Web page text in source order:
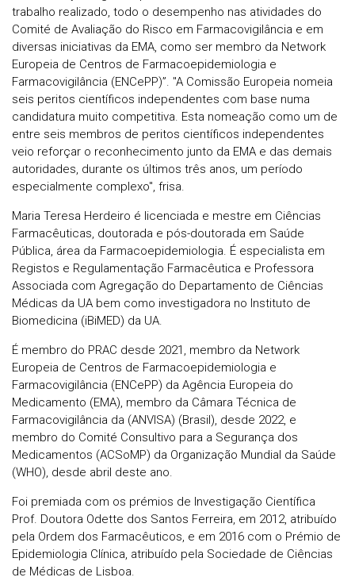
trabalho realizado, todo o desempenho nas atividades do
Comité de Avaliação do Risco em Farmacovigilância e em
diversas iniciativas da EMA, como ser membro da Network
Europeia de Centros de Farmacoepidemiologia e
Farmacovigilância (ENCePP)”. "A Comissão Europeia nomeia
seis peritos científicos independentes com base numa
candidatura muito competitiva. Esta nomeação como um de
entre seis membros de peritos científicos independentes
veio reforçar o reconhecimento junto da EMA e das demais
autoridades, durante os últimos três anos, um período
especialmente complexo", frisa.
Maria Teresa Herdeiro é licenciada e mestre em Ciências
Farmacêuticas, doutorada e pós-doutorada em Saúde
Pública, área da Farmacoepidemiologia. É especialista em
Registos e Regulamentação Farmacêutica e Professora
Associada com Agregação do Departamento de Ciências
Médicas da UA bem como investigadora no Instituto de
Biomedicina (iBiMED) da UA.
É membro do PRAC desde 2021, membro da Network
Europeia de Centros de Farmacoepidemiologia e
Farmacovigilância (ENCePP) da Agência Europeia do
Medicamento (EMA), membro da Câmara Técnica de
Farmacovigilância da (ANVISA) (Brasil), desde 2022, e
membro do Comité Consultivo para a Segurança dos
Medicamentos (ACSoMP) da Organização Mundial da Saúde
(WHO), desde abril deste ano.
Foi premiada com os prémios de Investigação Científica
Prof. Doutora Odette dos Santos Ferreira, em 2012, atribuído
pela Ordem dos Farmacêuticos, e em 2016 com o Prémio de
Epidemiologia Clínica, atribuído pela Sociedade de Ciências
de Médicas de Lisboa.